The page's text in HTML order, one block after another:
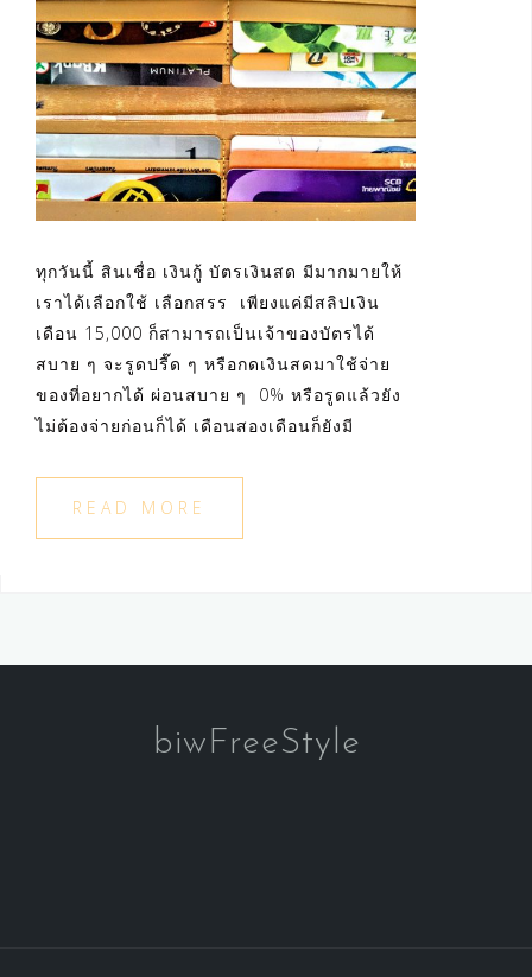
ทุกวันนี้ สินเชื่อ เงินกู้ บัตรเงินสด มีมากมายให้
เราได้เลือกใช้ เลือกสรร เพียงแค่มีสลิปเงิน
เดือน 15,000 ก็สามารถเป็นเจ้าของบัตรได้
สบาย ๆ จะรูดปรื๊ด ๆ หรือกดเงินสดมาใช้จ่าย
ของที่อยากได้ ผ่อนสบาย ๆ 0% หรือรูดแล้วยัง
ไม่ต้องจ่ายก่อนก็ได้ เดือนสองเดือนก็ยังมี
READ MORE
biwFreeStyle